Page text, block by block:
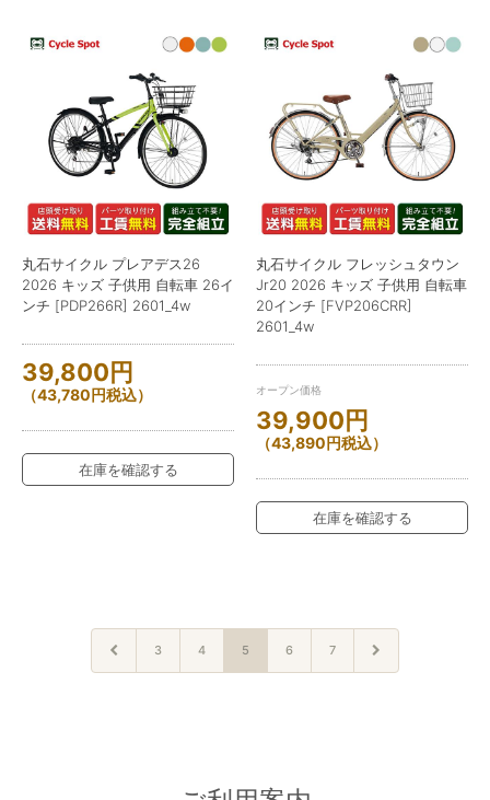
丸石サイクル プレアデス26
2026 キッズ 子供用 自転車 26イ
ンチ [PDP266R] 2601_4w
39,800円
（43,780円税込）
在庫を確認する
丸石サイクル フレッシュタウン
Jr20 2026 キッズ 子供用 自転車
20インチ [FVP206CRR]
2601_4w
オープン価格
39,900円
（43,890円税込）
在庫を確認する
3 4 5 6 7